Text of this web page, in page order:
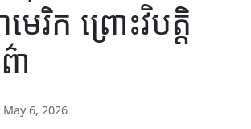
មេរិក ព្រោះវិបត្តិ
ា
May 6, 2026